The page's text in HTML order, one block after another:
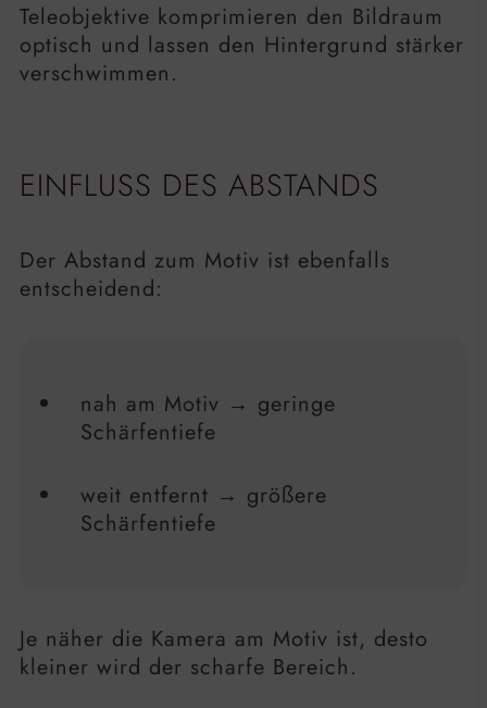
Teleobjektive komprimieren den Bildraum
optisch und lassen den Hintergrund stärker
verschwimmen.
EINFLUSS DES ABSTANDS
Der Abstand zum Motiv ist ebenfalls
entscheidend:
nah am Motiv → geringe
Schärfentiefe
weit entfernt → größere
Schärfentiefe
Je näher die Kamera am Motiv ist, desto
kleiner wird der scharfe Bereich.